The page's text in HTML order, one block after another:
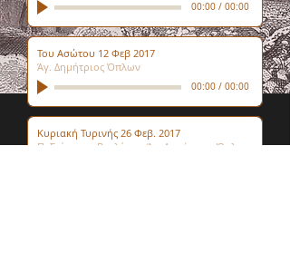
00:00 / 00:00
Του Ασώτου 12 Φεβ 2017
Άγ. Δημήτριος Όπλων
00:00 / 00:00
Κυριακή Τυρινής 26 Φεβ. 2017
Π. Στέφανος Βερλέκης- Άγ. Δημήτριος Όπλων